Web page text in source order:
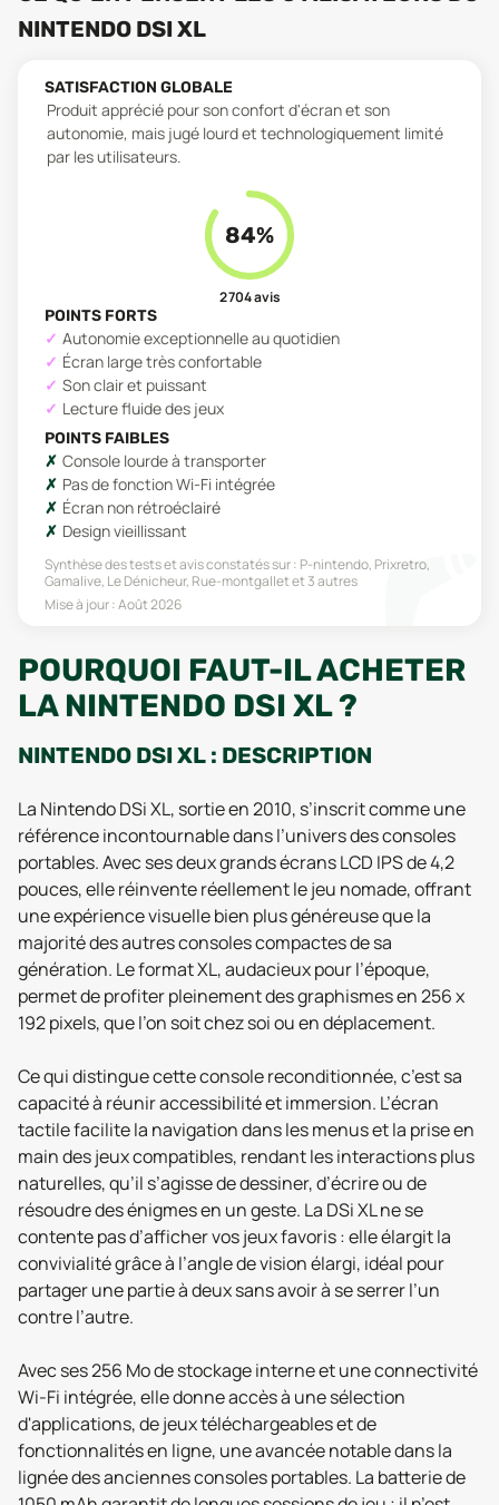
NINTENDO DSI XL
SATISFACTION GLOBALE
Produit apprécié pour son confort d'écran et son
autonomie, mais jugé lourd et technologiquement limité
par les utilisateurs.
84%
2 704avis
POINTS FORTS
Autonomie exceptionnelle au quotidien
Écran large très confortable
Son clair et puissant
Lecture fluide des jeux
POINTS FAIBLES
Console lourde à transporter
Pas de fonction Wi-Fi intégrée
Écran non rétroéclairé
Design vieillissant
Synthèse des tests et avis constatés sur : P-nintendo, Prixretro,
Gamalive, Le Dénicheur, Rue-montgalletet 3 autres
Mise à jour :Août 2026
POURQUOI FAUT-IL ACHETER
LA NINTENDO DSI XL ?
NINTENDO DSI XL : DESCRIPTION
La Nintendo DSi XL, sortie en 2010, s’inscrit comme une
référence incontournable dans l’univers des consoles
portables. Avec ses deux grands écrans LCD IPS de 4,2
pouces, elle réinvente réellement le jeu nomade, offrant
une expérience visuelle bien plus généreuse que la
majorité des autres consoles compactes de sa
génération. Le format XL, audacieux pour l’époque,
permet de profiter pleinement des graphismes en 256 x
192 pixels, que l’on soit chez soi ou en déplacement.
Ce qui distingue cette console reconditionnée, c’est sa
capacité à réunir accessibilité et immersion. L’écran
tactile facilite la navigation dans les menus et la prise en
main des jeux compatibles, rendant les interactions plus
naturelles, qu’il s’agisse de dessiner, d’écrire ou de
résoudre des énigmes en un geste. La DSi XL ne se
contente pas d’afficher vos jeux favoris : elle élargit la
convivialité grâce à l’angle de vision élargi, idéal pour
partager une partie à deux sans avoir à se serrer l’un
contre l’autre.
Avec ses 256 Mo de stockage interne et une connectivité
Wi-Fi intégrée, elle donne accès à une sélection
d'applications, de jeux téléchargeables et de
fonctionnalités en ligne, une avancée notable dans la
lignée des anciennes consoles portables. La batterie de